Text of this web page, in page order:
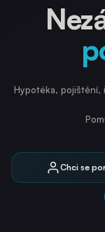
.
Hypotéka, pojištění,
Chci se